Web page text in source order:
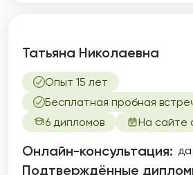
Татьяна Николаевна
Опыт 15 лет
Бесплатная пробная
6 дипломов
На сайте
Онлайн-консультация: да
Подтверждённые